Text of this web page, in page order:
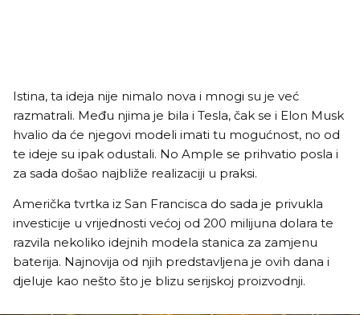
Istina, ta ideja nije nimalo nova i mnogi su je već
razmatrali. Među njima je bila i Tesla, čak se i Elon Musk
hvalio da će njegovi modeli imati tu mogućnost, no od
te ideje su ipak odustali. No Ample se prihvatio posla i
za sada došao najbliže realizaciji u praksi.
Američka tvrtka iz San Francisca do sada je privukla
investicije u vrijednosti većoj od 200 milijuna dolara te
razvila nekoliko idejnih modela stanica za zamjenu
baterija. Najnovija od njih predstavljena je ovih dana i
djeluje kao nešto što je blizu serijskoj proizvodnji.